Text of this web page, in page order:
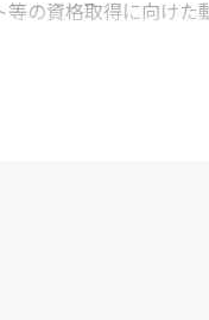
の資格取得に向けた